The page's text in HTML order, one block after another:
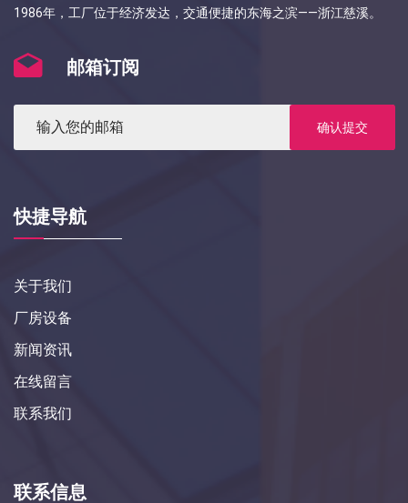
1986年，工厂位于经济发达，交通便捷的东海之滨——浙江慈溪。
邮箱订阅
确认提交
快捷导航
关于我们
厂房设备
新闻资讯
在线留言
联系我们
联系信息